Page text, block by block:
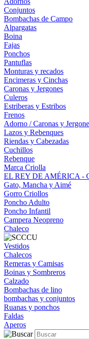
Conjuntos
Bombachas de Campo
Alpargatas
Boina
Fajas
Ponchos
Pantuflas
Monturas y recados
Encimeras y Cinchas
Caronas y Jergones
Culeros
Estriberas y Estribos
Frenos
Adorno / Caronas y
Lazos y Rebenques
Riendas y Cabezadas
Cuchillos
Rebenque
Marca Criolla
EL REY DE AMÉRICA -
Gato, Mancha y Aimé
Gorro Criollos
Poncho Adulto
Poncho Infantil
Campera Neopreno
Chaleco
Vestidos
Chalecos
Remeras y Camisas
Boinas y Sombreros
Calzado
Bombachas de lino
bombachas y conjuntos
Ruanas y ponchos
Faldas
Aperos